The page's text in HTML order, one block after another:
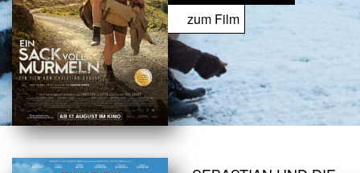
zum Film